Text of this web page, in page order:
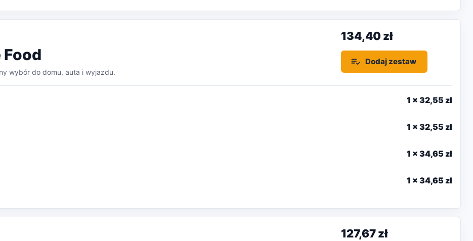
wybór do domu, auta i wyjazdu.
134,40 zł
Dodaj zestaw
1 x 32,55 zł
1 x 32,55 zł
1 x 34,65 zł
1 x 34,65 zł
127,67 zł